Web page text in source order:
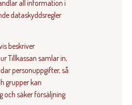
all information i
dataskyddsregler
beskriver
Tillkassan samlar in,
personuppgifter, så
grupper kan
och säker försäljning.